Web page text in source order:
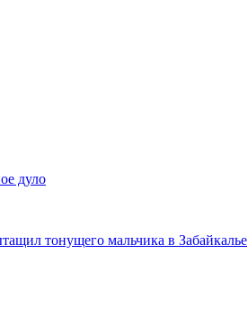
дуло
тонущего мальчика в Забайкалье